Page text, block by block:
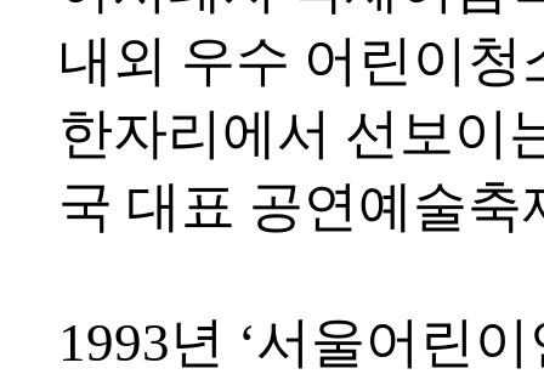
내외 우수 어린이청
한자리에서 선보이
국 대표 공연예술축
1993년 ‘서울어린